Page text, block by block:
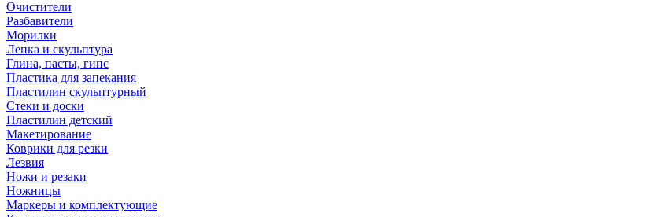
Очистители
Разбавители
Морилки
Лепка и скульптура
Глина, пасты, гипс
Пластика для запекания
Пластилин скульптурный
Стеки и доски
Пластилин детский
Макетирование
Коврики для резки
Лезвия
Ножи и резаки
Ножницы
Маркеры и комплектующие